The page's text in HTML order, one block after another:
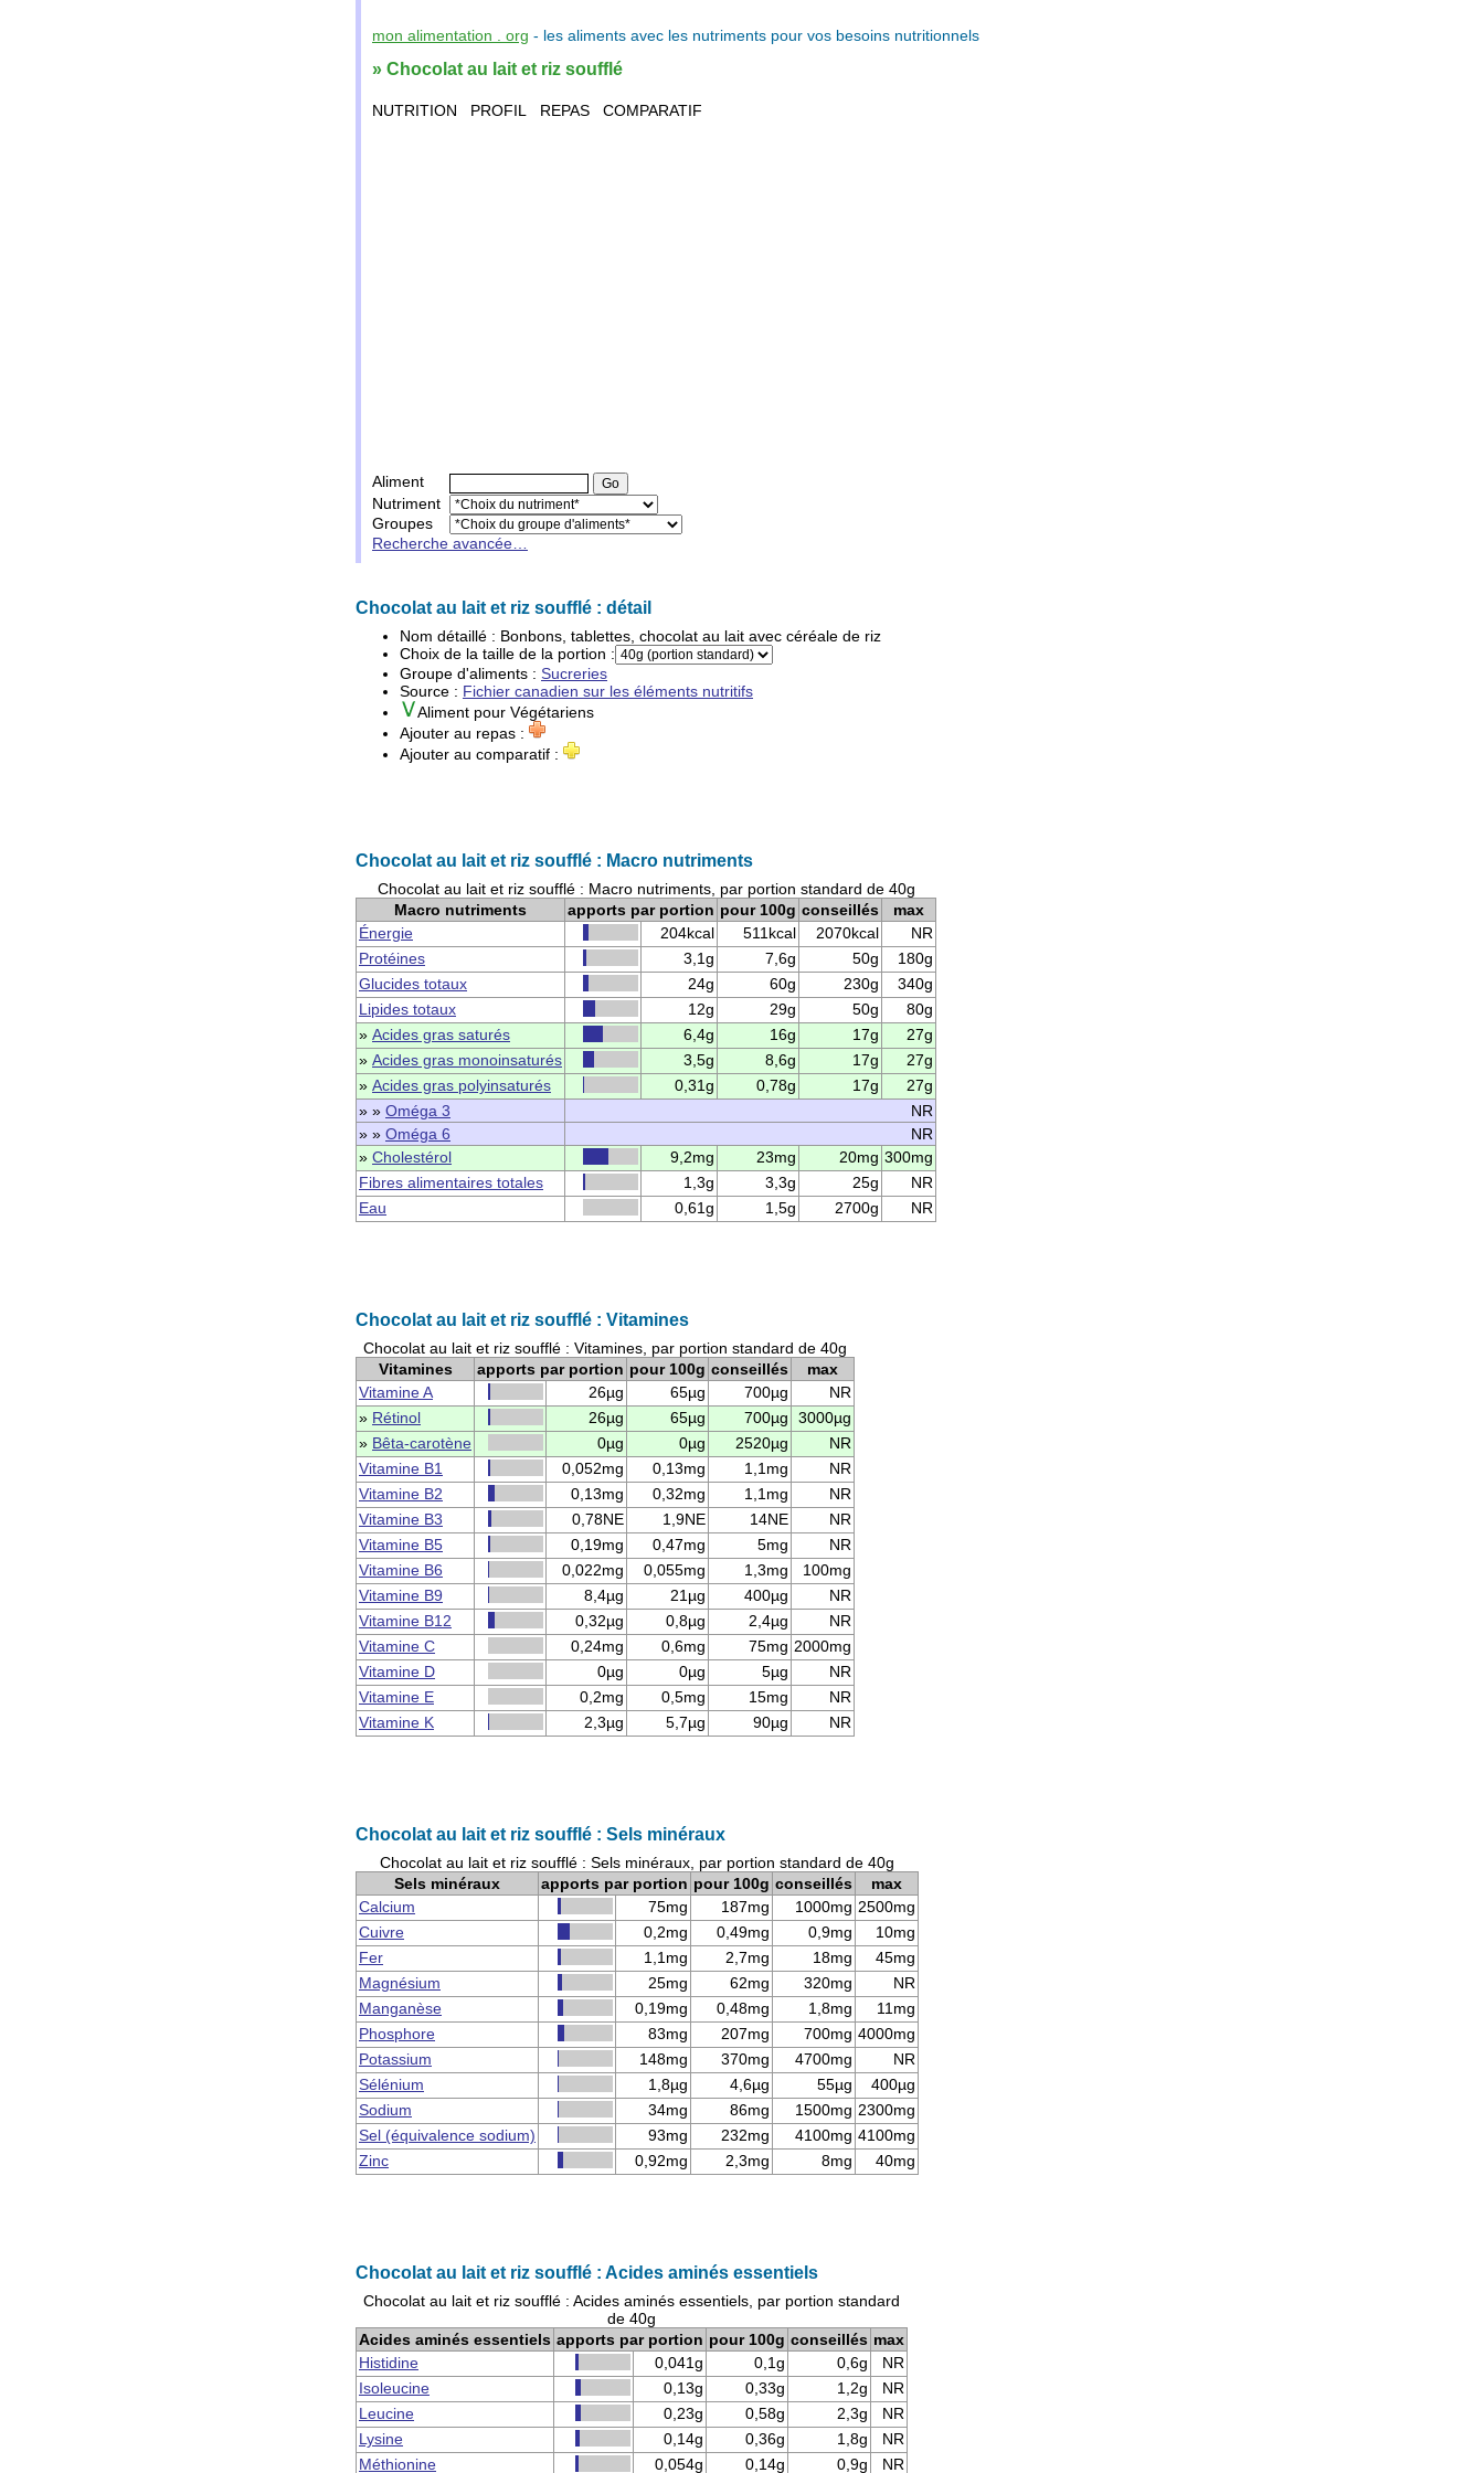
mon alimentation . org - les aliments avec les nutriments pour vos besoins nutritionnels
» Chocolat au lait et riz soufflé
NUTRITION PROFIL REPAS COMPARATIF
Aliment
Nutriment
Groupes
Recherche avancée…
Chocolat au lait et riz soufflé : détail
Nom détaillé : Bonbons, tablettes, chocolat au lait avec céréale de riz
Choix de la taille de la portion :
Groupe d'aliments : Sucreries
Source : Fichier canadien sur les éléments nutritifs
Aliment pour Végétariens
Ajouter au repas :
Ajouter au comparatif :
Chocolat au lait et riz soufflé : Macro nutriments
Chocolat au lait et riz soufflé : Macro nutriments, par portion standard de 40g
Macro nutriments
apports par portion pour 100g conseillés
max
Énergie
204kcal 511kcal 2070kcal
NR
Protéines
3,1g 7,6g 50g
180g
Glucides totaux
24g 60g 230g
340g
Lipides totaux
12g 29g 50g
80g
» Acides gras saturés 6,4g 16g 17g
27g
» Acides gras monoinsaturés 3,5g 8,6g 17g
27g
» Acides gras polyinsaturés 0,31g 0,78g 17g
27g
» » Oméga 3
NR
» » Oméga 6
NR
» Cholestérol 9,2mg 23mg 20mg 300mg
Fibres alimentaires totales
1,3g 3,3g 25g
NR
Eau
0,61g 1,5g 2700g NR
Chocolat au lait et riz soufflé : Vitamines
Chocolat au lait et riz soufflé : Vitamines, par portion standard de 40g
Vitamines
apports par portion pour 100g conseillés
max
Vitamine A
26µg 65µg 700µg
NR
» Rétinol 26µg 65µg 700µg
3000µg
» Bêta-carotène 0µg 0µg 2520µg
NR
Vitamine B1
0,052mg 0,13mg 1,1mg
NR
Vitamine B2
0,13mg 0,32mg 1,1mg
NR
Vitamine B3
0,78NE 1,9NE 14NE
NR
Vitamine B5
0,19mg 0,47mg 5mg
NR
Vitamine B6
0,022mg 0,055mg 1,3mg
100mg
Vitamine B9
8,4µg 21µg 400µg
NR
Vitamine B12
0,32µg 0,8µg 2,4µg
NR
Vitamine C
0,24mg 0,6mg 75mg 2000mg
Vitamine D
0µg 0µg 5µg
NR
Vitamine E
0,2mg 0,5mg 15mg
NR
Vitamine K
2,3µg 5,7µg 90µg NR
Chocolat au lait et riz soufflé : Sels minéraux
Chocolat au lait et riz soufflé : Sels minéraux, par portion standard de 40g
Sels minéraux
apports par portion pour 100g conseillés
max
Calcium
75mg 187mg 1000mg 2500mg
Cuivre
0,2mg 0,49mg 0,9mg
10mg
Fer
1,1mg 2,7mg 18mg
45mg
Magnésium
25mg 62mg 320mg
NR
Manganèse
0,19mg 0,48mg 1,8mg
11mg
Phosphore
83mg 207mg 700mg 4000mg
Potassium
148mg 370mg 4700mg
NR
Sélénium
1,8µg 4,6µg 55µg
400µg
Sodium
34mg 86mg 1500mg 2300mg
Sel (équivalence sodium)
93mg 232mg 4100mg 4100mg
Zinc
0,92mg 2,3mg 8mg 40mg
Chocolat au lait et riz soufflé : Acides aminés essentiels
Chocolat au lait et riz soufflé : Acides aminés essentiels, par portion standard
de 40g
Acides aminés essentiels apports par portion pour 100g conseillés max
Histidine
0,041g 0,1g 0,6g
NR
Isoleucine
0,13g 0,33g 1,2g
NR
Leucine
0,23g 0,58g 2,3g
NR
Lysine
0,14g 0,36g 1,8g
NR
Méthionine
0,054g 0,14g 0,9g NR